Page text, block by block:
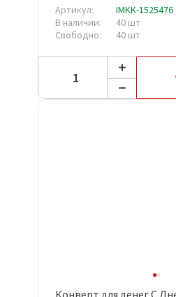
Артикул:
IMKK-1525476
В наличии:
40 шт
Свободно:
40 шт
Конверт для денег С